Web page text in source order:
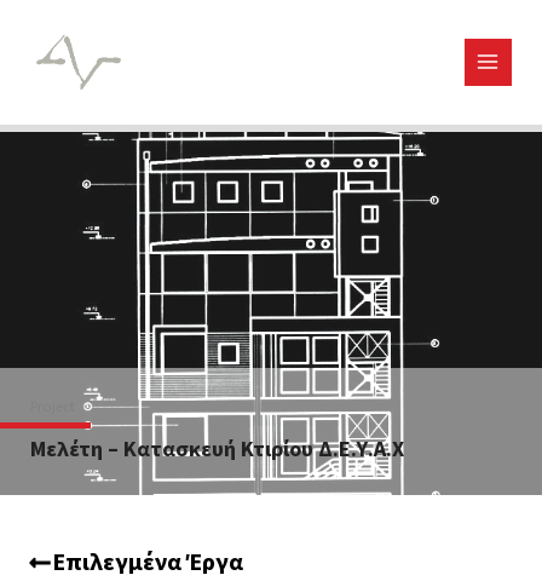
περιεχόμενο
Μελέτη – Κατασκευή Κτιρίου Δ.Ε.Υ.Α.Χ
Επιλεγμένα Έργα